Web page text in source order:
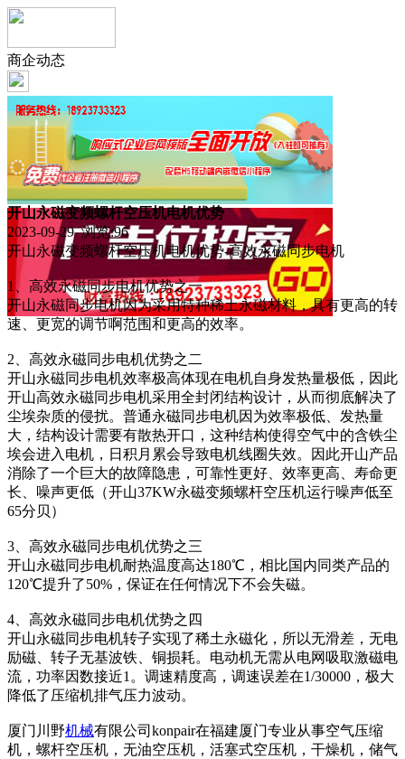
商企动态
开山永磁变频螺杆空压机电机优势
2023-09-29 浏览:96
开山永磁变频螺杆空压机电机优势-高效永磁同步电机
1、高效永磁同步电机优势之一
开山永磁同步电机因为采用特种稀土永磁材料，具有更高的转
速、更宽的调节啊范围和更高的效率。
2、高效永磁同步电机优势之二
开山永磁同步电机效率极高体现在电机自身发热量极低，因此
开山高效永磁同步电机采用全封闭结构设计，从而彻底解决了
尘埃杂质的侵扰。普通永磁同步电机因为效率极低、发热量
大，结构设计需要有散热开口，这种结构使得空气中的含铁尘
埃会进入电机，日积月累会导致电机线圈失效。因此开山产品
消除了一个巨大的故障隐患，可靠性更好、效率更高、寿命更
长、噪声更低（开山37KW永磁变频螺杆空压机运行噪声低至
65分贝）
3、高效永磁同步电机优势之三
开山永磁同步电机耐热温度高达180℃，相比国内同类产品的
120℃提升了50%，保证在任何情况下不会失磁。
4、高效永磁同步电机优势之四
开山永磁同步电机转子实现了稀土永磁化，所以无滑差，无电
励磁、转子无基波铁、铜损耗。电动机无需从电网吸取激磁电
流，功率因数接近1。调速精度高，调速误差在1/30000，极大
降低了压缩机排气压力波动。
厦门川野机械有限公司konpair在福建厦门专业从事空气压缩
机，螺杆空压机，无油空压机，活塞式空压机，干燥机，储气